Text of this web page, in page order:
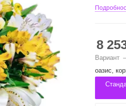
8
Вариант
оазис,